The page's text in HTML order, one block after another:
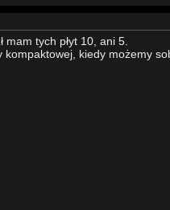
mam tych płyt 10, ani 5.
kompaktowej, kiedy możemy